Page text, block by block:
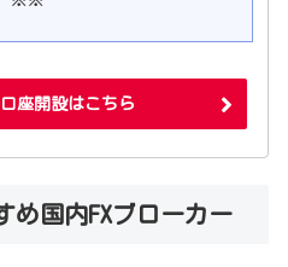
座開設はこちら
め国内FXブローカー